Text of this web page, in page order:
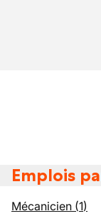
Emplois
Mécanicien (1)